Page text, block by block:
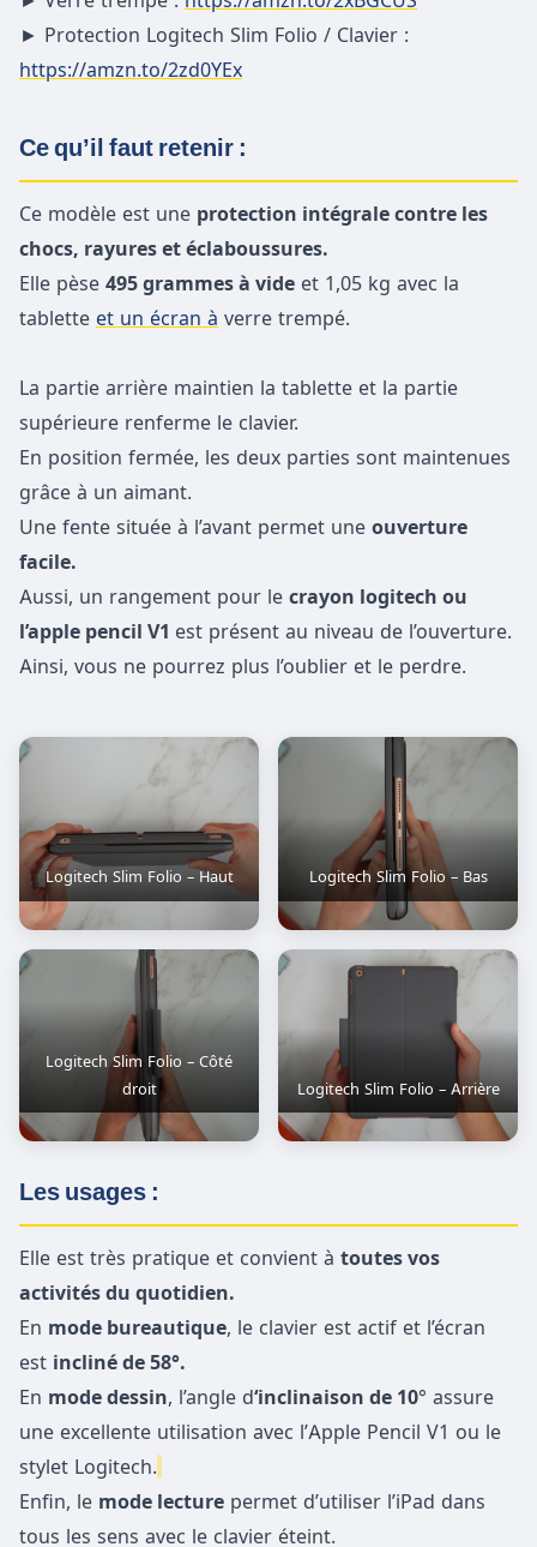
► Protection Logitech Slim Folio / Clavier :
https://amzn.to/2zd0YEx
Ce qu’il faut retenir :
Ce modèle est une protection intégrale contre les
chocs, rayures et éclaboussures.
Elle pèse 495 grammes à vide et 1,05 kg avec la
tablette et un écran à verre trempé.
La partie arrière maintien la tablette et la partie
supérieure renferme le clavier.
En position fermée, les deux parties sont maintenues
grâce à un aimant.
Une fente située à l’avant permet une ouverture
facile.
Aussi, un rangement pour le crayon logitech ou
l’apple pencil V1 est présent au niveau de l’ouverture.
Ainsi, vous ne pourrez plus l’oublier et le perdre.
Logitech Slim Folio – Haut Logitech Slim Folio – Bas
Logitech Slim Folio – Côté
droit
Logitech Slim Folio – Arrière
Les usages :
Elle est très pratique et convient à toutes vos
activités du quotidien.
En mode bureautique, le clavier est actif et l’écran
est incliné de 58°.
En mode dessin, l’angle d‘inclinaison de 10° assure
une excellente utilisation avec l’Apple Pencil V1 ou le
stylet Logitech.
Enfin, le mode lecture permet d’utiliser l’iPad dans
tous les sens avec le clavier éteint.